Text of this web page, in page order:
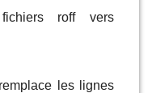
roff vers
les lignes